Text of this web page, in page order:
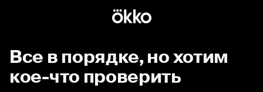
Все в порядке, но хотим
кое-что проверить